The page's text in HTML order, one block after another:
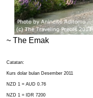
~ The Emak
Catatan:
Kurs dolar bulan Desember 2011
NZD 1 = AUD 0.76
NZD 1 = IDR 7200